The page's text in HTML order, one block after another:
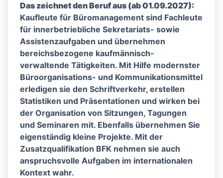
Das zeichnet den Beruf aus (ab 01.09.2027):
Kaufleute für Büromanagement sind Fachleute
für innerbetriebliche Sekretariats- sowie
Assistenzaufgaben und übernehmen
bereichsbezogene kaufmännisch-
verwaltende Tätigkeiten. Mit Hilfe modernster
Büroorganisations- und Kommunikationsmittel
erledigen sie den Schriftverkehr, erstellen
Statistiken und Präsentationen und wirken bei
der Organisation von Sitzungen, Tagungen
und Seminaren mit. Ebenfalls übernehmen Sie
eigenständig kleine Projekte. Mit der
Zusatzqualifikation BFK nehmen sie auch
anspruchsvolle Aufgaben im internationalen
Kontext wahr.